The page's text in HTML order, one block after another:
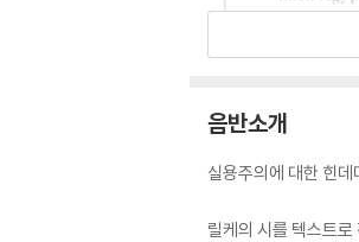
음반소개
실용주의에 대한 힌
릴케의 시를 텍스트로